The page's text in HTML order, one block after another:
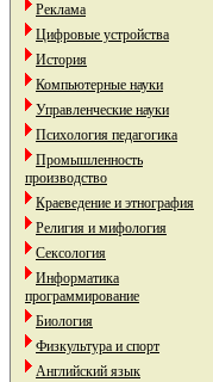
Реклама
Цифровые устройства
История
Компьютерные науки
Управленческие науки
Психология педагогика
Промышленность
производство
Краеведение и этнография
Религия и мифология
Сексология
Информатика
программирование
Биология
Физкультура и спорт
Английский язык